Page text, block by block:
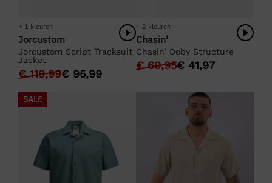
+ 1 kleuren
Jorcustom
Jorcustom Script Tracksuit
Jacket
€119,99€ 95,99
+ 2 kleuren
Chasin'
Chasin’ Doby Structure
€69,95€ 41,97
SALE